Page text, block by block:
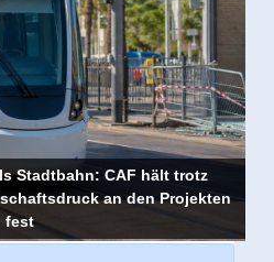
Stadtbahn: CAF hält trotz
an den Projekten
fest